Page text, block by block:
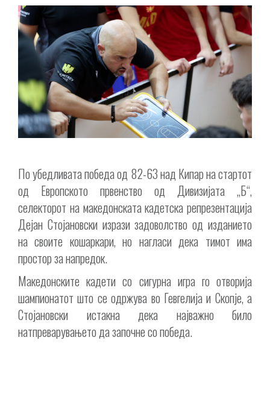
По убедливата победа од 82-63 над Кипар на стартот
од Европското првенство од Дивизијата „Б“,
селекторот на македонската кадетска репрезентација
Дејан Стојановски изрази задоволство од изданието
на своите кошаркари, но нагласи дека тимот има
простор за напредок.
Македонските кадети со сигурна игра го отворија
шампионатот што се одржува во Гевгелија и Скопје, а
Стојановски истакна дека најважно било
натпреварувањето да започне со победа.